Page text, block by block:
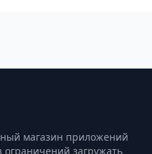
магазин приложений
загружать